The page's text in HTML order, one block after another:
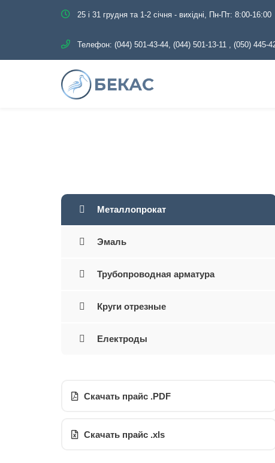
25 і 31 грудня та 1-2 січня - вихідні, Пн-Пт: 8:00-16:00
Телефон: (044) 501-43-44, (044) 501-13-11 , (050) 445-
Металлопрокат
Эмаль
Трубопроводная арматура
Круги отрезные
Електроды
Скачать прайс .PDF
Скачать прайс .xls